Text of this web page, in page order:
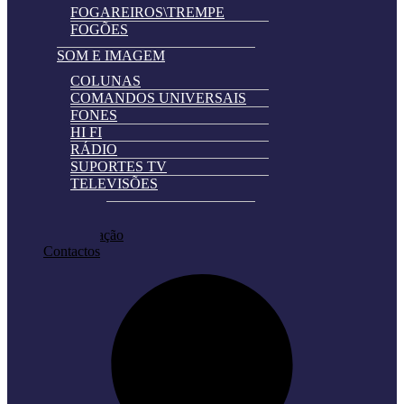
FOGAREIROS\TREMPE
FOGÕES
SOM E IMAGEM
COLUNAS
COMANDOS UNIVERSAIS
FONES
HI FI
RÁDIO
SUPORTES TV
TELEVISÕES
Categories
in
Pedir Cotação
Contactos